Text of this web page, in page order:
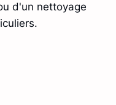
d'un nettoyage